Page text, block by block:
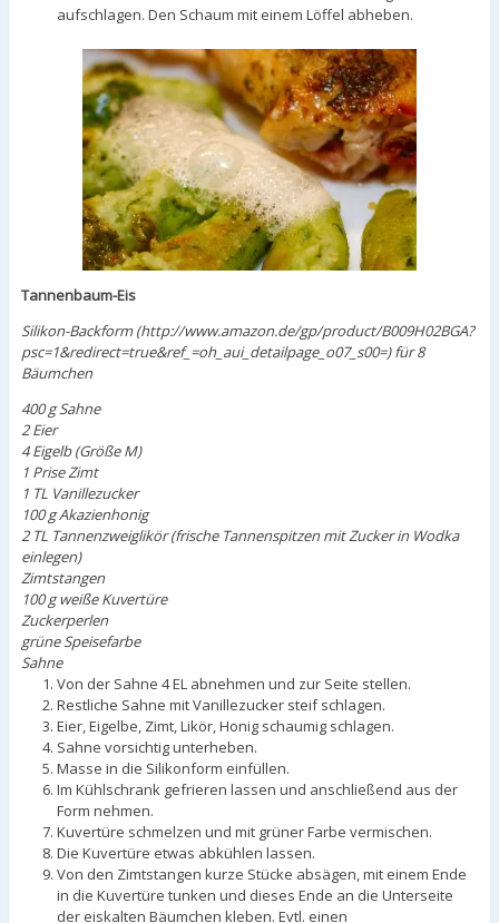
aufschlagen. Den Schaum mit einem Löffel abheben.
Tannenbaum-Eis
Silikon-Backform (http://www.amazon.de/gp/product/B009H02BGA?
psc=1&redirect=true&ref_=oh_aui_detailpage_o07_s00=) für 8
Bäumchen
400 g Sahne
2 Eier
4 Eigelb (Größe M)
1 Prise Zimt
1 TL Vanillezucker
100 g Akazienhonig
2 TL Tannenzweiglikör (frische Tannenspitzen mit Zucker in Wodka
einlegen)
Zimtstangen
100 g weiße Kuvertüre
Zuckerperlen
grüne Speisefarbe
Sahne
Von der Sahne 4 EL abnehmen und zur Seite stellen.
Restliche Sahne mit Vanillezucker steif schlagen.
Eier, Eigelbe, Zimt, Likör, Honig schaumig schlagen.
Sahne vorsichtig unterheben.
Masse in die Silikonform einfüllen.
Im Kühlschrank gefrieren lassen und anschließend aus der
Form nehmen.
Kuvertüre schmelzen und mit grüner Farbe vermischen.
Die Kuvertüre etwas abkühlen lassen.
Von den Zimtstangen kurze Stücke absägen, mit einem Ende
in die Kuvertüre tunken und dieses Ende an die Unterseite
der eiskalten Bäumchen kleben. Evtl. einen